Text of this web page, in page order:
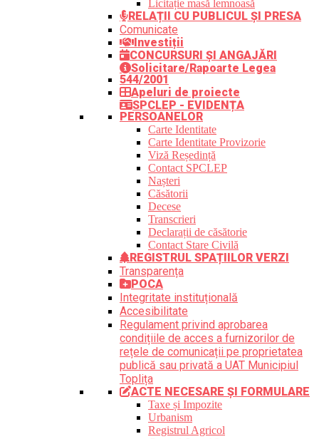
Licitație masă lemnoasă
RELAȚII CU PUBLICUL ȘI PRESA
Comunicate
Investiții
CONCURSURI ȘI ANGAJĂRI
Solicitare/Rapoarte Legea
544/2001
Apeluri de proiecte
SPCLEP - EVIDENȚA
PERSOANELOR
Carte Identitate
Carte Identitate Provizorie
Viză Reședință
Contact SPCLEP
Nașteri
Căsătorii
Decese
Transcrieri
Declarații de căsătorie
Contact Stare Civilă
REGISTRUL SPAȚIILOR VERZI
Transparența
POCA
Integritate instituțională
Accesibilitate
Regulament privind aprobarea
condițiile de acces a furnizorilor de
rețele de comunicații pe proprietatea
publică sau privată a UAT Municipiul
Toplița
ACTE NECESARE ȘI FORMULARE
Taxe și Impozite
Urbanism
Registrul Agricol